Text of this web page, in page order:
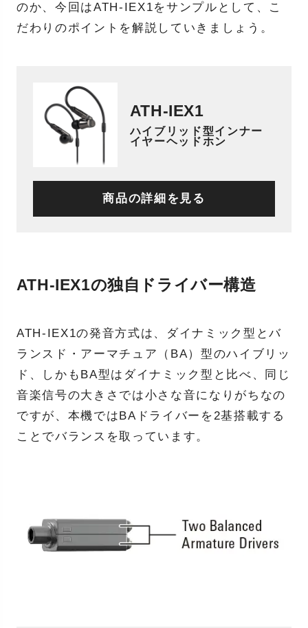
のか、今回はATH-IEX1をサンプルとして、こ
だわりのポイントを解説していきましょう。
ATH-IEX1
ハイブリッド型インナー
イヤーヘッドホン
商品の詳細を見る
ATH-IEX1の独自ドライバー構造
ATH-IEX1の発音方式は、ダイナミック型とバ
ランスド・アーマチュア（BA）型のハイブリッ
ド、しかもBA型はダイナミック型と比べ、同じ
音楽信号の大きさでは小さな音になりがちなの
ですが、本機ではBAドライバーを2基搭載する
ことでバランスを取っています。